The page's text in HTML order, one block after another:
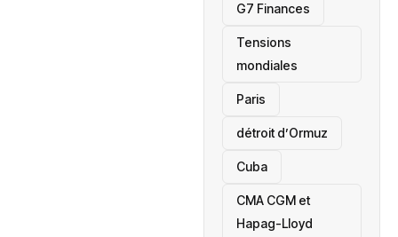
‎G7 Finances
Tensions
mondiales
Paris
détroit d’Ormuz
‎Cuba
CMA CGM et
Hapag-Lloyd